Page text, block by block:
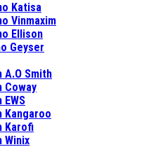
Katisa
Vinmaxim
Ellison
Geyser
A.O Smith
Coway
Kangaroo
Karofi
Winix